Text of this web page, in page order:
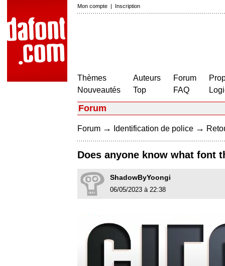
Mon compte | Inscription
Thèmes
Nouveautés
Auteurs
Top
Forum
FAQ
Forum
Forum → Identification de police →
Does anyone know what font
ShadowByYoongi
06/05/2023 à 22:38